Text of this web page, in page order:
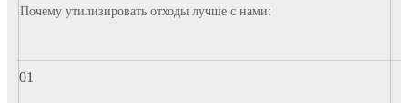
Почему утилизировать отходы лучше с нами: